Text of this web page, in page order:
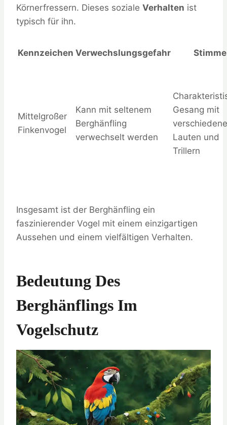
Körnerfressern. Dieses soziale Verhalten ist
typisch für ihn.
Kennzeichen Verwechslungsgefahr Stimme
Mittelgroßer
Finkenvogel
Kann mit seltenem
Berghänfling
verwechselt werden
Gesang mit
Lauten und
Trillern
Insgesamt ist der Berghänfling ein
faszinierender Vogel mit einem einzigartigen
Aussehen und einem vielfältigen Verhalten.
Bedeutung Des
Berghänflings Im
Vogelschutz